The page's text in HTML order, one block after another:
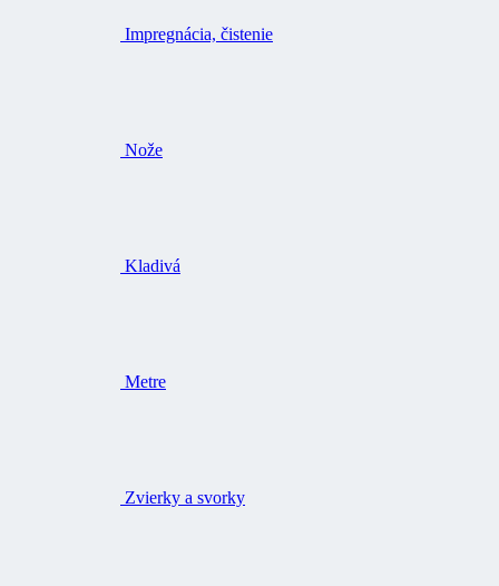
Impregnácia, čistenie
Nože
Kladivá
Metre
Zvierky a svorky